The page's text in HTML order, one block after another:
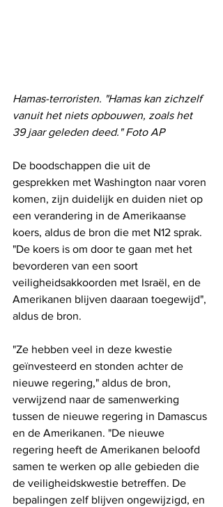
Hamas-terroristen. "Hamas kan zichzelf
vanuit het niets opbouwen, zoals het
39 jaar geleden deed." Foto AP
De boodschappen die uit de
gesprekken met Washington naar voren
komen, zijn duidelijk en duiden niet op
een verandering in de Amerikaanse
koers, aldus de bron die met N12 sprak.
"De koers is om door te gaan met het
bevorderen van een soort
veiligheidsakkoorden met Israël, en de
Amerikanen blijven daaraan toegewijd",
aldus de bron.
"Ze hebben veel in deze kwestie
geïnvesteerd en stonden achter de
nieuwe regering," aldus de bron,
verwijzend naar de samenwerking
tussen de nieuwe regering in Damascus
en de Amerikanen. "De nieuwe
regering heeft de Amerikanen beloofd
samen te werken op alle gebieden die
de veiligheidskwestie betreffen. De
bepalingen zelf blijven ongewijzigd, en